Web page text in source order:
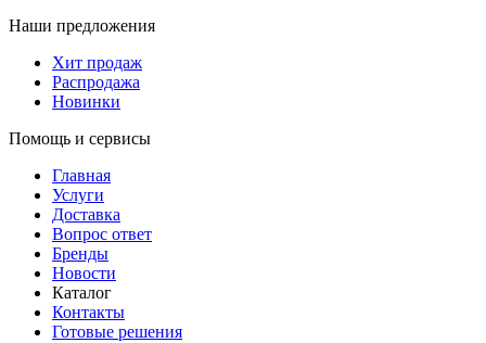
Наши предложения
Хит продаж
Распродажа
Новинки
Помощь и сервисы
Главная
Услуги
Доставка
Вопрос ответ
Бренды
Новости
Каталог
Контакты
Готовые решения